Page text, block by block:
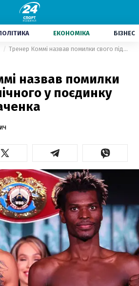
ЕКОНОМІКА БІЗНЕС
Тренер Коммі назвав помилки свого підопічного у поєдинку проти Ломаченка
назвав помилки
у поєдинку